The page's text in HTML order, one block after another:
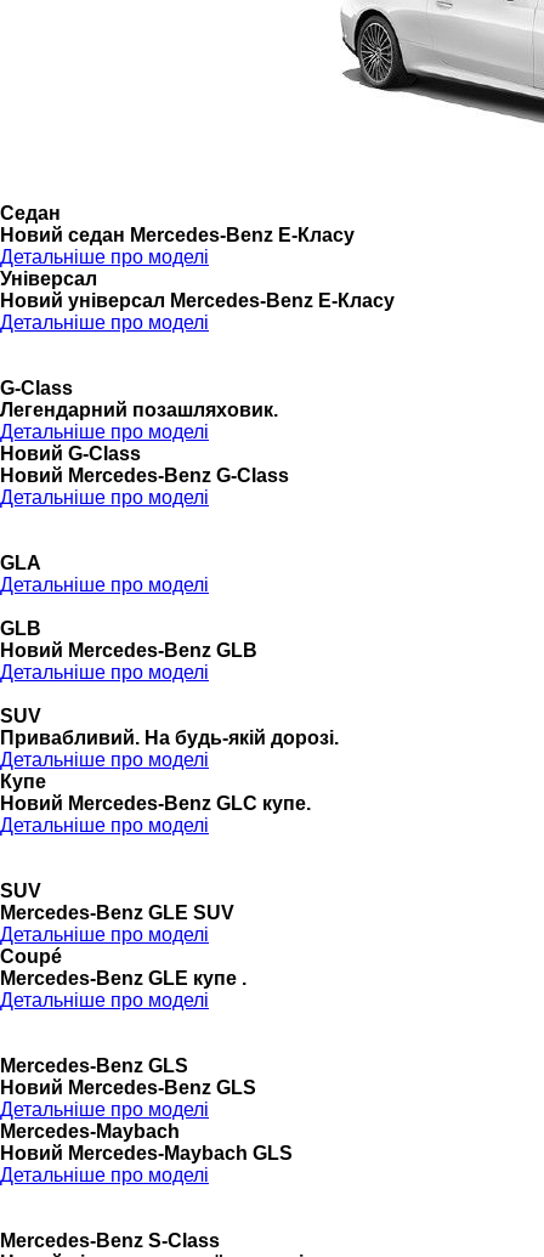
Седан
Новий седан Mercedes-Benz Е-Класу
Детальніше про моделі
Універсал
Новий універсал Mercedes-Benz E-Класу
Детальніше про моделі
G-Class
Легендарний позашляховик.
Детальніше про моделі
Новий G-Class
Новий Mercedes-Benz G-Class
Детальніше про моделі
GLA
Детальніше про моделі
GLB
Новий Mercedes-Benz GLB
Детальніше про моделі
SUV
Привабливий. На будь-якій дорозі.
Детальніше про моделі
Купе
Новий Mercedes-Benz GLС купе.
Детальніше про моделі
SUV
Mercedes-Benz GLE SUV
Детальніше про моделі
Coupé
Mercedes-Benz GLE купе .
Детальніше про моделі
Mercedes-Benz GLS
Новий Mercedes-Benz GLS
Детальніше про моделі
Mercedes-Maybach
Новий Mercedes-Maybach GLS
Детальніше про моделі
Mercedes-Benz S-Class